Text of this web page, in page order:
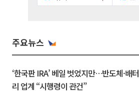
주요뉴스
‘한국판 IRA’ 베일 벗었지만…반도체·배터
리 업계 “시행령이 관건”